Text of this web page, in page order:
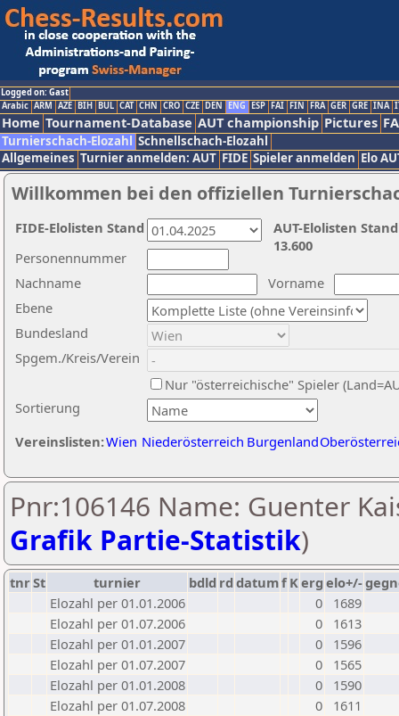
Logged on: Gast
Arabic ARM AZE BIH BUL CAT CHN CRO CZE DEN ENG ESP FAI FIN FRA GER GRE INA
Home Tournament-Database AUT championship Pictures
Turnierschach-Elozahl Schnellschach-Elozahl
Allgemeines Turnier anmelden: AUT FIDE Spieler anmelden Elo
Willkommen bei den offiziellen
Nachname
Vorname
Ebene
Sortierung
Personennummer
Bundesland
Spgem./Kreis/Verein
Nur "österreichische" Spieler
Vereinslisten:Wien Niederösterreich Burgenland
AUT-Elolisten
13.600
FIDE-Elolisten Stand
Pnr:106146 Name: Guenter
Grafik Partie-Statistik)
tnrSt turnier bdld rd datumf Kerg elo+/-
Elozahl per 01.01.2006
0
1689
Elozahl per 01.07.2006
0
1613
Elozahl per 01.01.2007
0
1596
Elozahl per 01.07.2007
0
1565
Elozahl per 01.01.2008
0
1590
Elozahl per 01.07.2008
0
1611